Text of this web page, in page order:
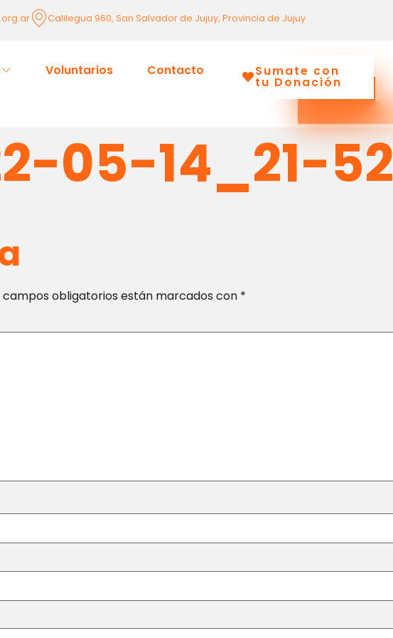
Calilegua 960, San Salvador de Jujuy, Provincia de Jujuy
Voluntarios Contacto Sumate con
tu Donación
05-14_21-52
campos obligatorios están marcados con *